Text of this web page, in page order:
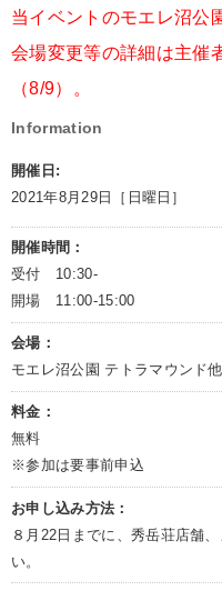
当イベントのモエレ沼公
会場変更等の詳細は主催
（8/9）。
Information
開催日:
2021年8月29日［日曜日］
開催時間：
受付 10:30-
開場 11:00-15:00
会場：
モエレ沼公園 テトラマウンド他
料金：
無料
※参加は要事前申込
お申し込み方法：
８月22日までに、秀岳荘店舗
い。